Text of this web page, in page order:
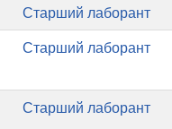
Старший лаборант
Старший лаборант
Старший лаборант